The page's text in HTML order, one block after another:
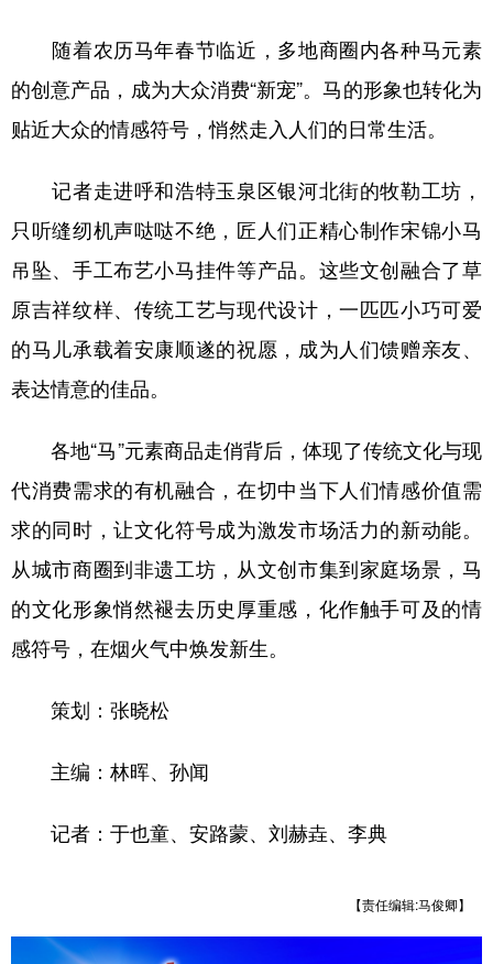
随着农历马年春节临近，多地商圈内各种马元素
的创意产品，成为大众消费“新宠”。马的形象也转化为
贴近大众的情感符号，悄然走入人们的日常生活。
记者走进呼和浩特玉泉区银河北街的牧勒工坊，
只听缝纫机声哒哒不绝，匠人们正精心制作宋锦小马
吊坠、手工布艺小马挂件等产品。这些文创融合了草
原吉祥纹样、传统工艺与现代设计，一匹匹小巧可爱
的马儿承载着安康顺遂的祝愿，成为人们馈赠亲友、
表达情意的佳品。
各地“马”元素商品走俏背后，体现了传统文化与现
代消费需求的有机融合，在切中当下人们情感价值需
求的同时，让文化符号成为激发市场活力的新动能。
从城市商圈到非遗工坊，从文创市集到家庭场景，马
的文化形象悄然褪去历史厚重感，化作触手可及的情
感符号，在烟火气中焕发新生。
策划：张晓松
主编：林晖、孙闻
记者：于也童、安路蒙、刘赫垚、李典
【责任编辑:马俊卿】